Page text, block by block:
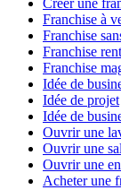
Créer une
Franchise à
Franchise
Franchise
Franchise
Idée de
Idée de projet
Idée de
Ouvrir une
Ouvrir une
Ouvrir une
Acheter une